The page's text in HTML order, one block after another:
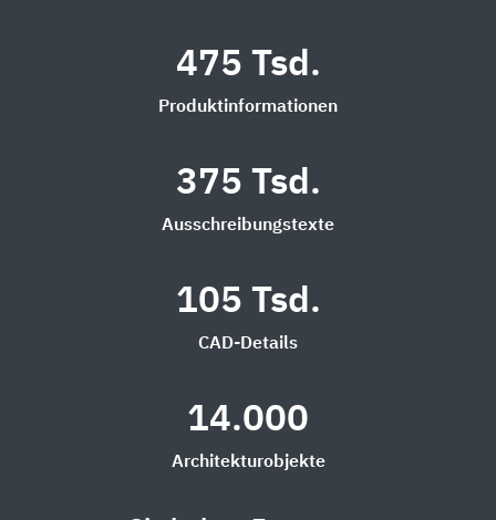
475 Tsd.
Produktinformationen
375 Tsd.
Ausschreibungstexte
105 Tsd.
CAD-Details
14.000
Architekturobjekte